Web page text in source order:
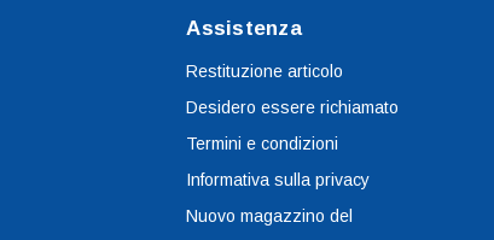
Assistenza
Restituzione articolo
Desidero essere richiamato
Termini e condizioni
Informativa sulla privacy
Nuovo magazzino del